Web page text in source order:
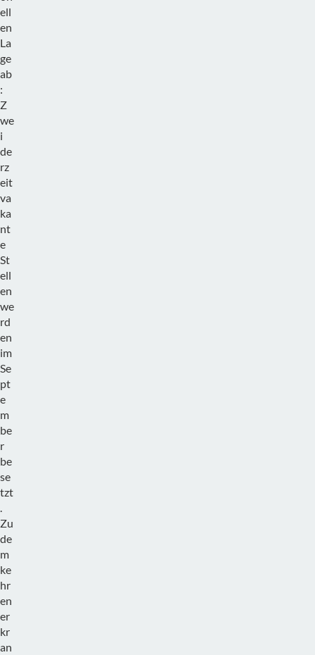
ell
en
La
ge
ab
:
Z
we
i
de
rz
eit
va
ka
nt
e
St
ell
en
we
rd
en
im
Se
pt
e
m
be
r
be
se
tzt
.
Zu
de
m
ke
hr
en
er
kr
an